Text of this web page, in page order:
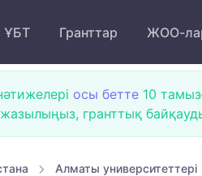
ҰБТ Гранттар ЖОО-
осы бетте 10
жазылыңыз, гранттық
Алматы университеттері